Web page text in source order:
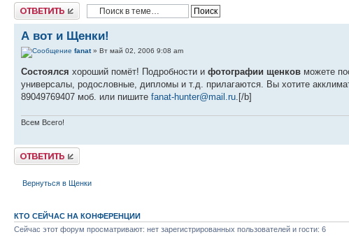
Ответить
А вот и Щенки!
fanat» Вт май 02, 2006 9:08 am
Состоялся хороший помёт! Подробности и фотографии щенков можете
универсалы, родословные, дипломы и т.д. прилагаются. Вы хотите
89049769407 моб. или пишите fanat-hunter@mail.ru .[/b]
Всем Всего!
Ответить
Вернуться в Щенки
КТО СЕЙЧАС НА КОНФЕРЕНЦИИ
Сейчас этот форум просматривают: нет зарегистрированных пользователей и гости: 6